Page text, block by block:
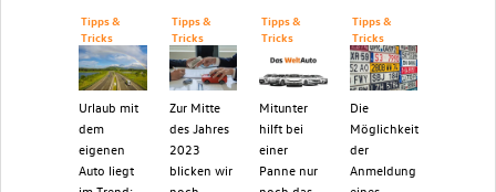
Tipps &
Tricks
Urlaub mit
dem
eigenen
Auto liegt
Tipps &
Tricks
Zur Mitte
des Jahres
2023
blicken wir
Tipps &
Tricks
Mitunter
hilft bei
einer
Panne nur
Tipps &
Tricks
Die
Möglichkeit
der
Anmeldung